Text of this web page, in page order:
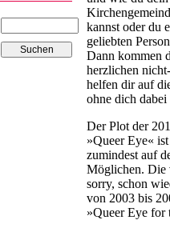
kannst oder du
geliebten
Dann kommen
herzlichen
helfen dir auf
ohne dich
Der Plot der
»Queer Eye«
zumindest auf
Möglichen. Die
sorry, schon
von 2003 bis
»Queer Eye for